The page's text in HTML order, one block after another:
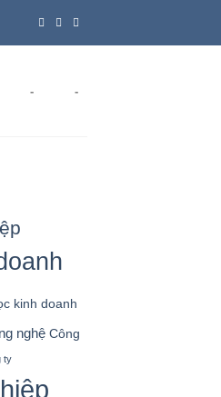
- -
kinh doanh
nghệ Công
ty